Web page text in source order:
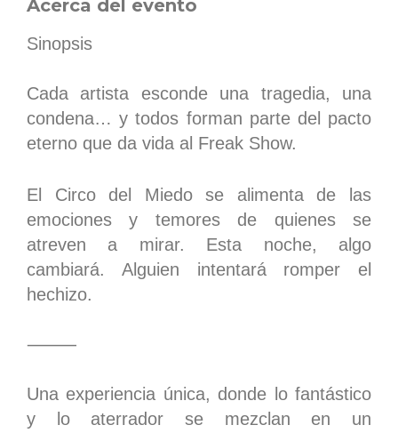
Acerca del evento
Sinopsis
Cada artista esconde una tragedia, una
condena… y todos forman parte del pacto
eterno que da vida al Freak Show.
El Circo del Miedo se alimenta de las
emociones y temores de quienes se
atreven a mirar. Esta noche, algo
cambiará. Alguien intentará romper el
hechizo.
⸻
Una experiencia única, donde lo fantástico
y lo aterrador se mezclan en un